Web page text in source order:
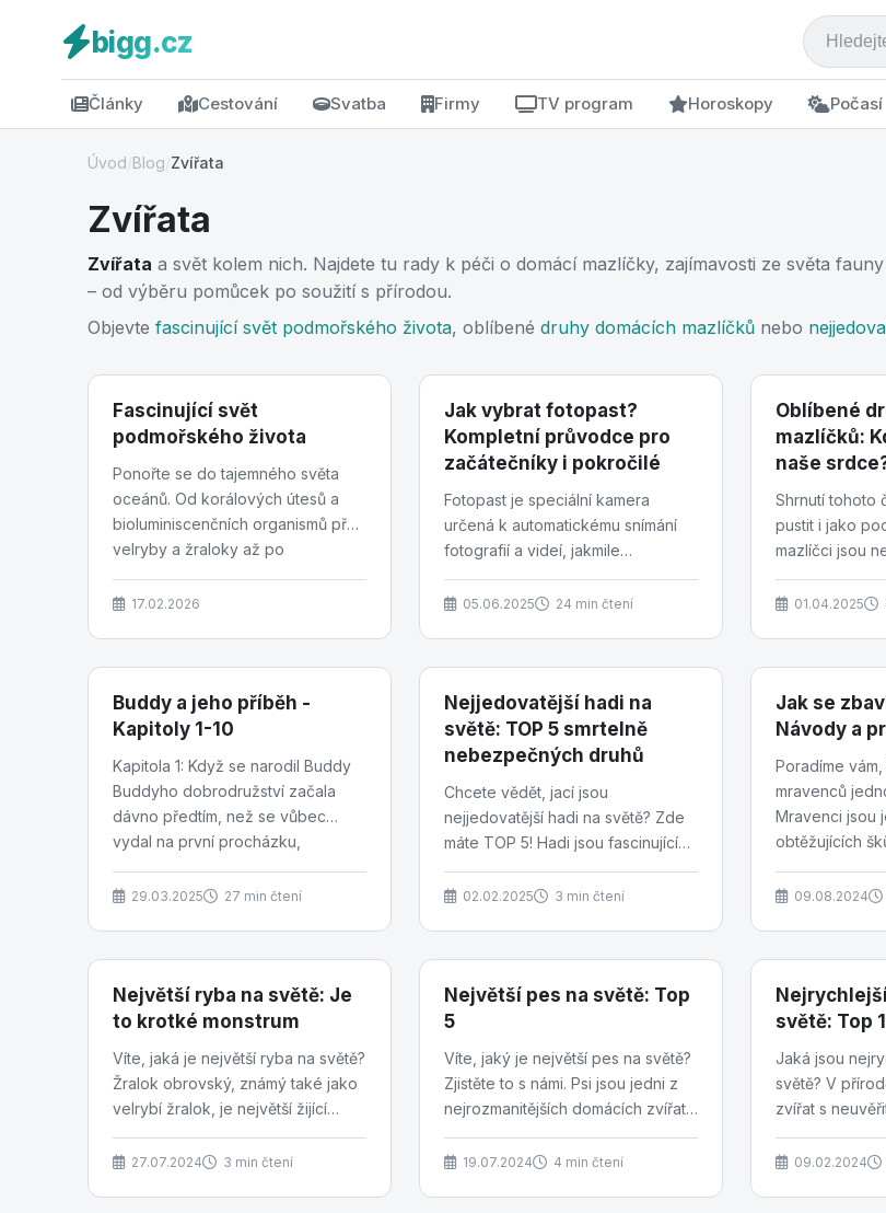
bigg.cz
Články Cestování Svatba Firmy TV program Horoskopy Počasí
Úvod Blog Zvířata
Zvířata
Zvířata a svět kolem nich. Najdete tu rady k péči o domácí mazlíčky, zajímavosti ze světa
– od výběru pomůcek po soužití s přírodou.
Objevte fascinující svět podmořského života, oblíbené druhy domácích mazlíčků nebo
Fascinující svět
podmořského života
Ponořte se do tajemného světa
oceánů. Od korálových útesů a
bioluminiscenčních organismů přes
velryby a žraloky až po
17.02.2026
Jak vybrat fotopast?
Kompletní průvodce pro
začátečníky i pokročilé
Fotopast je speciální kamera
určená k automatickému snímání
fotografií a videí, jakmile
zaznamená pohyb ve svém okolí.
Tyto nenápadné kamerové pasti...
05.06.2025 24 min čtení
Oblíbené
mazlíčků:
naše
Shrnutí tohoto
pustit i jako
mazlíčci jsou
součástí
Přinášejí
01.04.2025
Buddy a jeho příběh -
Kapitoly 1-10
Kapitola 1: Když se narodil Buddy
Buddyho dobrodružství začala
dávno předtím, než se vůbec
vydal na první procházku,
29.03.2025 27 min čtení
Nejjedovatější hadi na
světě: TOP 5 smrtelně
nebezpečných druhů
Chcete vědět, jací jsou
nejjedovatější hadi na světě? Zde
máte TOP 5! Hadi jsou fascinující
tvorové, ale někteří z nich mohou
být extrémně...
02.02.2025 3 min čtení
Jak se
Návody a
Poradíme
mravenců
Mravenci jsou
obtěžujících
09.08.2024
Největší ryba na světě: Je
to krotké monstrum
Víte, jaká je největší ryba na světě?
Žralok obrovský, známý také jako
velrybí žralok, je největší žijící
rybou na světě. Tento gigantický
mořský...
27.07.2024 3 min čtení
Největší pes na světě: Top
5
Víte, jaký je největší pes na světě?
Zjistěte to s námi. Psi jsou jedni z
nejrozmanitějších domácích zvířat,
pokud jde o velikost, tvar a
charakter....
19.07.2024 4 min čtení
světě: Top
Jaká jsou
světě? V
zvířat s
která jim
predátorům,...
09.02.2024